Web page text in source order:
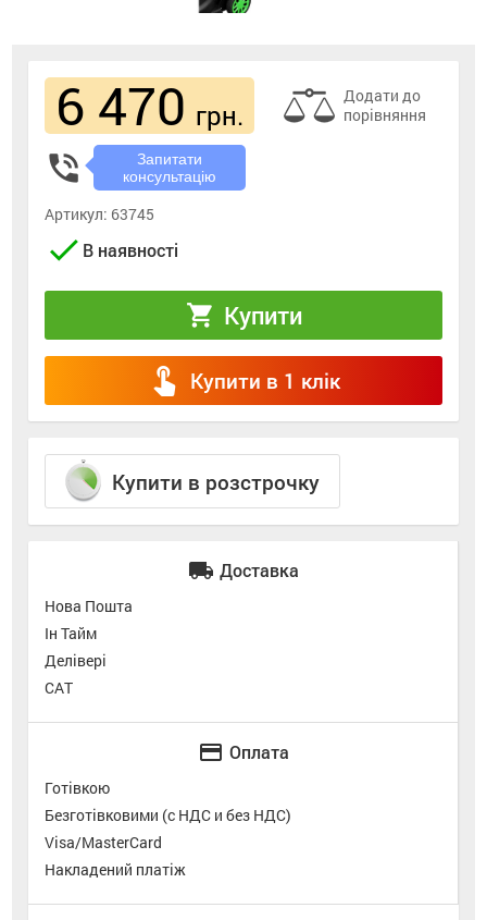
6 470 грн.
Додати до
порівняння
phone_in_talk
Запитати
консультацію
Артикул: 63745
check В наявності
shopping_cart Купити
touch_app Купити в 1 клік
Купити в розстрочку
local_shipping Доставка
Нова Пошта
Ін Тайм
Делівері
САТ
credit_card Оплата
Готівкою
Безготівковими (с НДС и без НДС)
Visa/MasterCard
Накладений платіж